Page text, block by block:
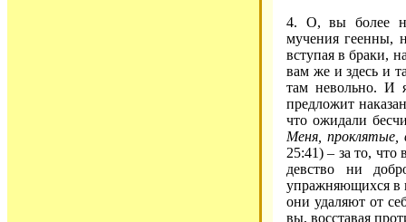
4. О, вы более
мучения геенны,
вступая в браки,
вам же и здесь и
там невольно. И
предложит
что ожидали
Меня, проклятые,
25:41) – за то, что
девство ни
упражняющихся в
они удаляют от
вы, восставая